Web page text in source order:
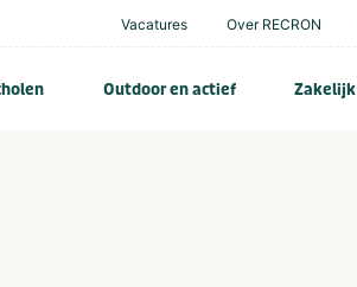
Vacatures Over RECRON
Outdoor en actief Zakelijk